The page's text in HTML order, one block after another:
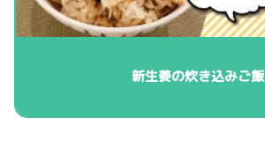
新生姜の炊き込みご飯